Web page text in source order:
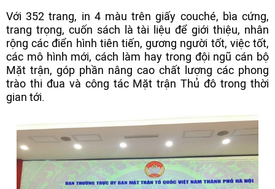
Với 352 trang, in 4 màu trên giấy couché, bìa cứng,
trang trọng, cuốn sách là tài liệu để giới thiệu, nhân
rộng các điển hình tiên tiến, gương người tốt, việc tốt,
các mô hình mới, cách làm hay trong đội ngũ cán bộ
Mặt trận, góp phần nâng cao chất lượng các phong
trào thi đua và công tác Mặt trận Thủ đô trong thời
gian tới.